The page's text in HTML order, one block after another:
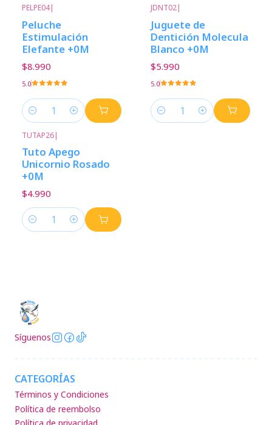
PELPE04|
Peluche
Estimulación
Elefante +0M
$8.990
5.0
Cantidad
JDNT02|
Juguete de
Dentición Molecula
Blanco +0M
$5.990
5.0
Cantidad
TUTAP26|
Tuto Apego
Unicornio Rosado
+0M
$4.990
Cantidad
Síguenos
CATEGORÍAS
Términos y Condiciones
Política de reembolso